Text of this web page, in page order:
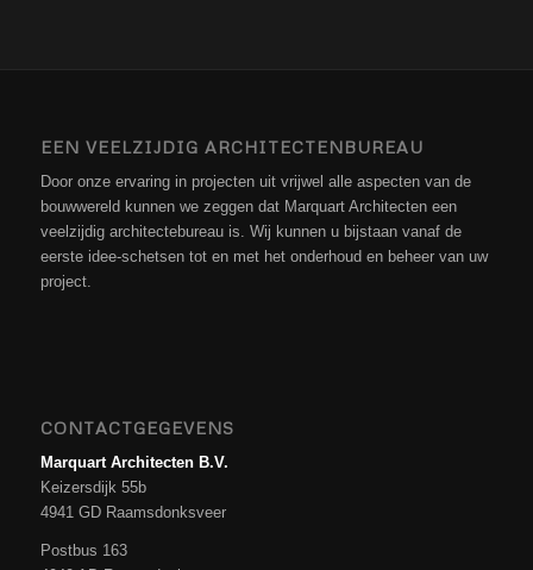
EEN VEELZIJDIG ARCHITECTENBUREAU
Door onze ervaring in projecten uit vrijwel alle aspecten van de
bouwwereld kunnen we zeggen dat Marquart Architecten een
veelzijdig architectebureau is. Wij kunnen u bijstaan vanaf de
eerste idee-schetsen tot en met het onderhoud en beheer van uw
project.
CONTACTGEGEVENS
Marquart Architecten B.V.
Keizersdijk 55b
4941 GD Raamsdonksveer
Postbus 163